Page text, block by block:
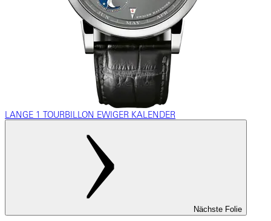
LANGE 1 TOURBILLON EWIGER KALENDER
Nächste Folie